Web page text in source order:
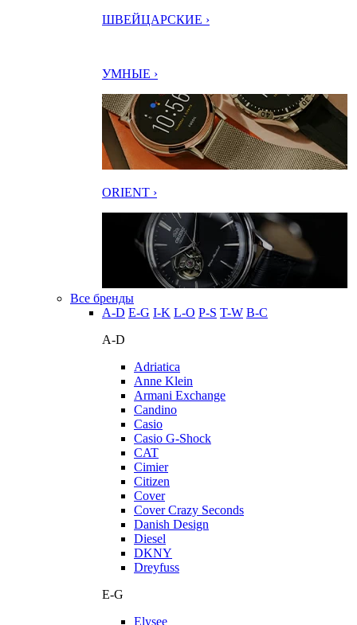
ШВЕЙЦАРСКИЕ ›
УМНЫЕ ›
ORIENT ›
Все бренды
A-D E-G I-K L-O P-S T-W В-С
A-D
Adriatica
Anne Klein
Armani Exchange
Candino
Casio
Casio G-Shock
CAT
Cimier
Citizen
Cover
Cover Crazy Seconds
Danish Design
Diesel
DKNY
Dreyfuss
E-G
Elysee